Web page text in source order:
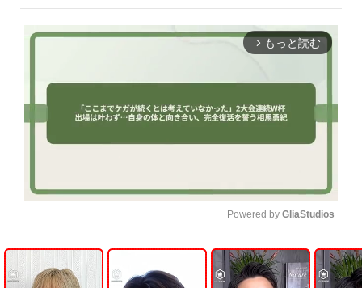
arrow_forward_ios もっと読む
U
n
m
Powered by GliaStudios